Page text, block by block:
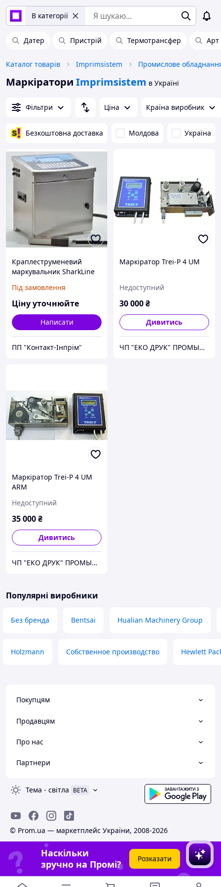
В категорії
Датер Пристрій Термотрансфер
Каталог товарів Imprimsistem
Маркіратори Imprimsistem в Україні
Фільтри Ціна Країна виробник
Безкоштовна доставка Молдова Україна
Краплеструменевий
маркувальник SharkLine
Під замовлення
Ціну уточнюйте
Написати
ПП "Контакт-Інпрім"
Маркіратор Trei-P 4 UM
Недоступний
30 000₴
Дивитись
ЧП "ЕКО ДРУК" ПРОМЫШЛЕНАЯ МАРКИРОВКА
Маркіратор Trei-P 4 UM
ARM
Недоступний
35 000₴
Дивитись
ЧП "ЕКО ДРУК" ПРОМЫШЛЕНАЯ МАРКИРОВКА
Популярні виробники
Без бренда Bentsai Hualian Machinery Group
Holzmann Собственное производство Hewlett
Покупцям
Продавцям
Про нас
Партнери
Тема - світла BETA
© Prom.ua — маркетплейс України, 2008-2026
Наскільки
зручно на Промі?
Розказати